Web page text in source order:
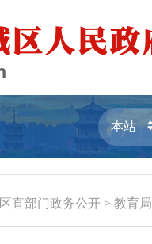
区直部门政务公开 > 教育局